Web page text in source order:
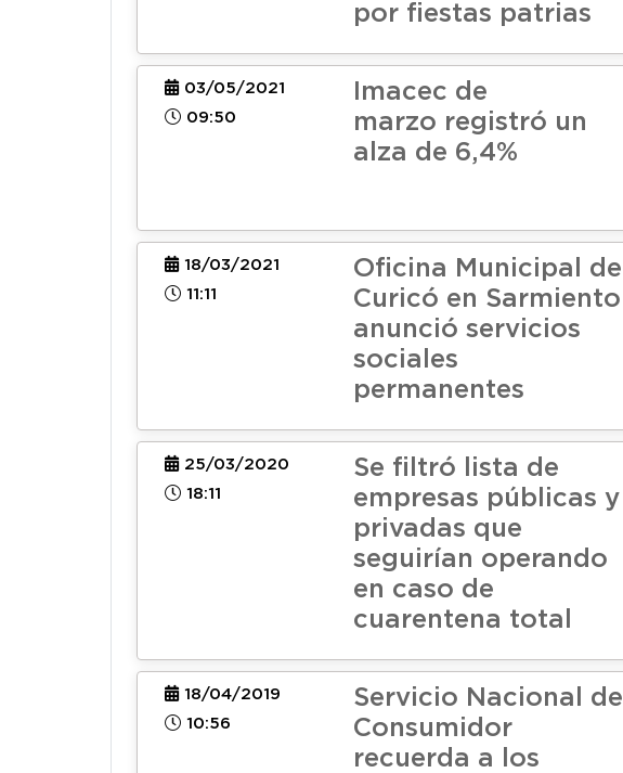
por fiestas patrias
03/05/2021
09:50
Imacec de
marzo registró un
alza de 6,4%
18/03/2021
11:11
Oficina Municipal de
Curicó en Sarmiento
anunció servicios
sociales
permanentes
25/03/2020
18:11
Se filtró lista de
empresas públicas y
privadas que
seguirían operando
en caso de
cuarentena total
18/04/2019
10:56
Servicio Nacional del
Consumidor
recuerda a los